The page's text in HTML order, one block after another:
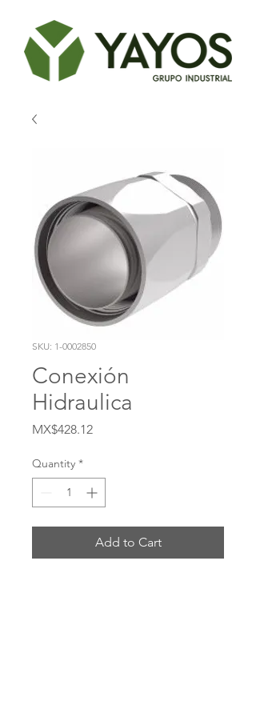
SKU: 1-0002850
Conexión
Hidraulica
MX$428.12Price
Quantity *
Add to Cart